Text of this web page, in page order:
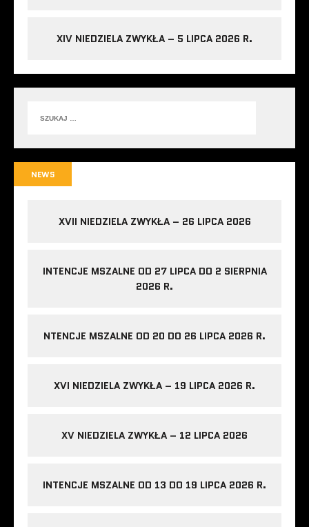
XIV NIEDZIELA ZWYKŁA – 5 LIPCA 2026 R.
NEWS
XVII NIEDZIELA ZWYKŁA – 26 LIPCA 2026
INTENCJE MSZALNE OD 27 LIPCA DO 2 SIERPNIA
2026 R.
NTENCJE MSZALNE OD 20 DO 26 LIPCA 2026 R.
XVI NIEDZIELA ZWYKŁA – 19 LIPCA 2026 R.
XV NIEDZIELA ZWYKŁA – 12 LIPCA 2026
INTENCJE MSZALNE OD 13 DO 19 LIPCA 2026 R.